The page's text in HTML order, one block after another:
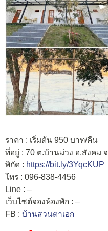
ราคา : เริ่มต้น 950 บาท/คืน
ที่อยู่ : 70 ต.บ้านม่วง อ.สังคม
พิกัด : https://bit.ly/3YqcKUP
โทร : 096-838-4456
Line : –
เว็บไซต์จองห้องพัก : –
FB : บ้านสวนตาเอก